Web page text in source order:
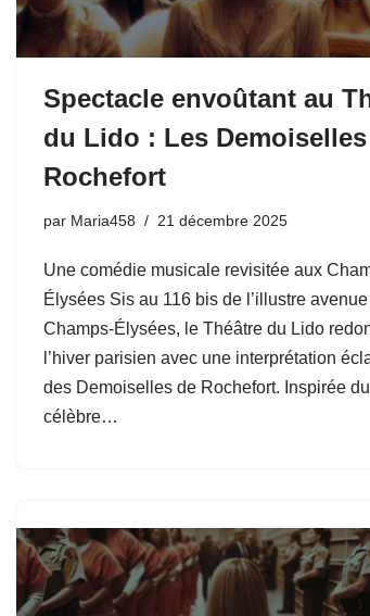
Spectacle envoûtant au
du Lido : Les
Rochefort
par Maria458 21 décembre 2025
Une comédie musicale revisitée aux
Élysées Sis au 116 bis de l’illustre
Champs-Élysées, le Théâtre du Lido
l’hiver parisien avec une interprétation
des Demoiselles de Rochefort. Inspirée du
célèbre…